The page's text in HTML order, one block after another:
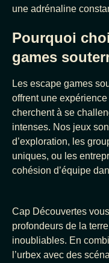
une adrénaline
Pourquoi
games
Les escape games
offrent une
cherchent à se
intenses. Nos jeux
d’exploration, les
uniques, ou les
cohésion d’équipe
Cap Découvertes
profondeurs de la
inoubliables. En
l’urbex avec des